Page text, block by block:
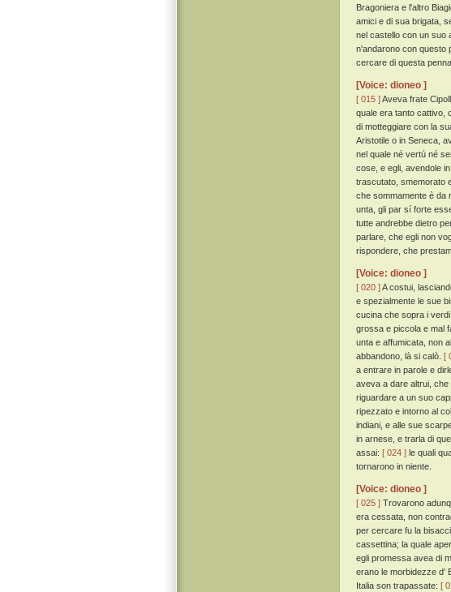
Bragoniera e l'altro
amici e di sua brigata,
nel castello con un suo
n'andarono con questo
cercare di questa
[Voice: dioneo ]
[ 015 ]Aveva frate
quale era tanto cattivo,
di motteggiare con la
Aristotile o in Seneca,
nel quale né vertú né
cose, e egli, avendole
trascutato, smemorato
che sommamente è da
unta, gli par sí forte
tutte andrebbe dietro
parlare, che egli non
rispondere, che
[Voice: dioneo ]
[ 020 ]A costui,
e spezialmente le sue
cucina che sopra i
grossa e piccola e mal
unta e affumicata, non
abbandono, là si calò. [
a entrare in parole e
aveva a dare altrui,
riguardare a un suo
ripezzato e intorno al
indiani, e alle sue
in arnese, e trarla di
assai: [ 024 ] le quali
tornarono in niente.
[Voice: dioneo ]
[ 025 ] Trovarono
era cessata, non
per cercare fu la
cassettina; la quale
egli promessa avea di
erano le morbidezze d'
Italia son trapassate: [